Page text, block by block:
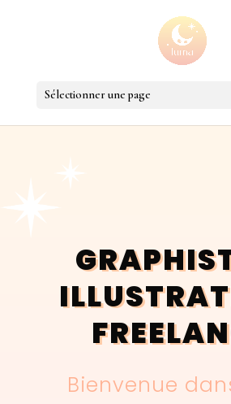
Sélectionner une page
Bienvenue